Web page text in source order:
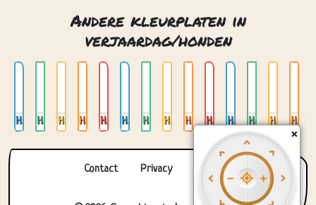
Andere kleurplaten in
verjaardag/honden
Hond 01 Hond 02 Hond 03 Hond 04 Hond 05 Hond 06 Hond 07 Hond 08 Hond 09 Hond 10 Hond 11 Hond 12 Hond 13 Hond 14
Contact Privacy Over ons
×